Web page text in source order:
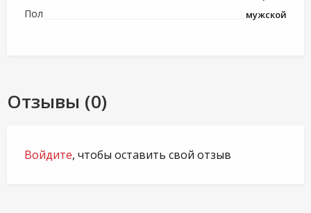
Пол мужской
Отзывы (0)
Войдите, чтобы оставить свой отзыв